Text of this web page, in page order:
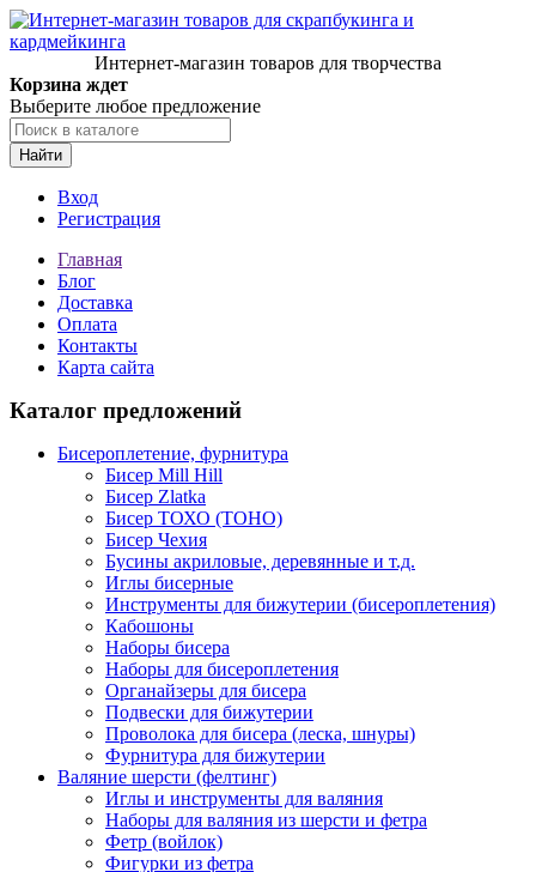
Интернет-магазин товаров для творчества
Корзина ждет
Выберите любое предложение
Найти
Вход
Регистрация
Главная
Блог
Доставка
Оплата
Контакты
Карта сайта
Каталог предложений
Бисероплетение, фурнитура
Бисер Mill Hill
Бисер Zlatka
Бисер ТОХО (TOHO)
Бисер Чехия
Бусины акриловые, деревянные и т.д.
Иглы бисерные
Инструменты для бижутерии (бисероплетения)
Кабошоны
Наборы бисера
Наборы для бисероплетения
Органайзеры для бисера
Подвески для бижутерии
Проволока для бисера (леска, шнуры)
Фурнитура для бижутерии
Валяние шерсти (фелтинг)
Иглы и инструменты для валяния
Наборы для валяния из шерсти и фетра
Фетр (войлок)
Фигурки из фетра